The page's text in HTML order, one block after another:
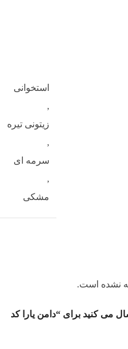
استخوانی
,
زیتونی تیره
,
سرمه ای
,
مشکی
نشده است.
می کنید برای “دامن یارا کد